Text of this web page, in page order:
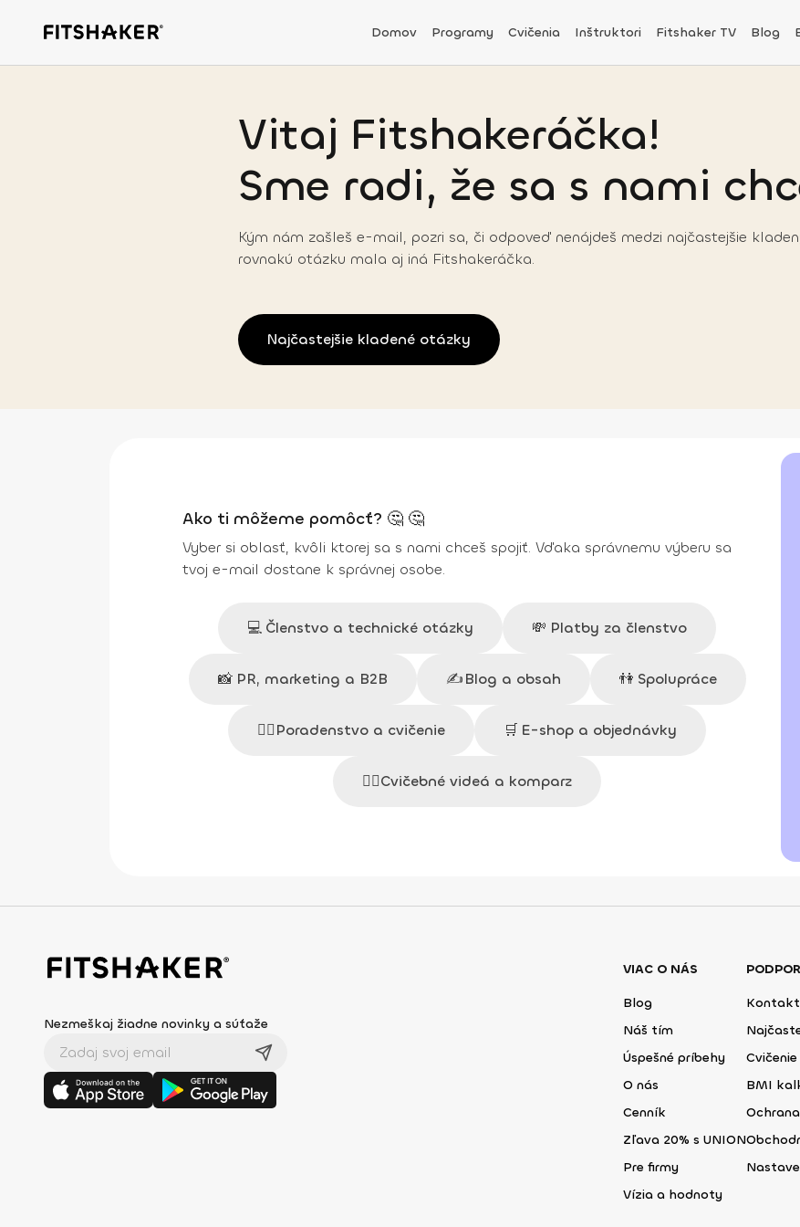
Domov Programy Cvičenia Inštruktori Fitshaker TV Blog
Vitaj Fitshakeráčka!
Sme radi, že sa s nami
Kým nám zašleš e-mail, pozri sa, či odpoveď nenájdeš medzi najčastejšie
rovnakú otázku mala aj iná Fitshakeráčka.
Najčastejšie kladené otázky
Ako ti môžeme pomôcť? 🤔 🤔
Vyber si oblasť, kvôli ktorej sa s nami chceš spojiť. Vďaka správnemu výberu sa
tvoj e-mail dostane k správnej osobe.
💻 Členstvo a technické otázky 💸 Platby za členstvo
📸 PR, marketing a B2B ✍️️Blog a obsah 👫 Spolupráce
👩‍⚕️Poradenstvo a cvičenie 🛒 E-shop a objednávky
🧘‍♀️Cvičebné videá a komparz
Nezmeškaj žiadne novinky a súťaže
VIAC O NÁS
Blog
Náš tím
Úspešné príbehy
O nás
Cenník
Zľava 20% s UNION
Pre firmy
Vízia a hodnoty
BMI